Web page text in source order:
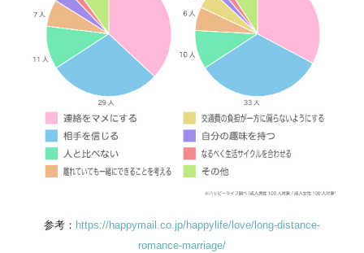
参考： https://happymail.co.jp/happylife/love/long-distance-
romance-marriage/